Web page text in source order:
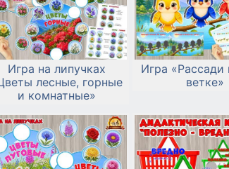
Игра на липучках
лесные, горные
и комнатные»
Игра «Рассади
ветке»